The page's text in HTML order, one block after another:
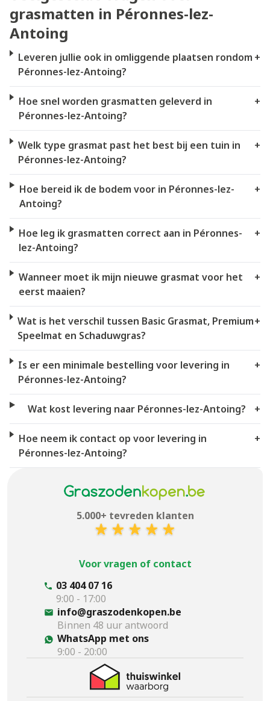
grasmatten in Péronnes-lez-
Antoing
Leveren jullie ook in omliggende plaatsen rondom
Péronnes-lez-Antoing?
+
Hoe snel worden grasmatten geleverd in
Péronnes-lez-Antoing?
+
Welk type grasmat past het best bij een tuin in
Péronnes-lez-Antoing?
+
Hoe bereid ik de bodem voor in Péronnes-lez-
Antoing?
+
Hoe leg ik grasmatten correct aan in Péronnes-
lez-Antoing?
+
Wanneer moet ik mijn nieuwe grasmat voor het
eerst maaien?
+
Wat is het verschil tussen Basic Grasmat, Premium
Speelmat en Schaduwgras?
+
Is er een minimale bestelling voor levering in
Péronnes-lez-Antoing?
+
Wat kost levering naar Péronnes-lez-Antoing? +
Hoe neem ik contact op voor levering in
Péronnes-lez-Antoing?
+
5.000+ tevreden klanten
Voor vragen of contact
03 404 07 16
9:00 - 17:00
info@graszodenkopen.be
Binnen 48 uur antwoord
WhatsApp met ons
9:00 - 20:00